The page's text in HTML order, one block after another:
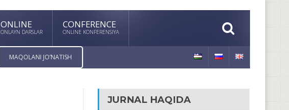
ONLINE
ONLAYN DARSLAR
CONFERENCE
ONLINE KONFERENSIYA
MAQOLANI JO’NATISH
JURNAL HAQIDA